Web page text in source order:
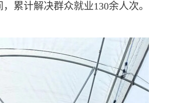
累计解决群众就业130余人次。